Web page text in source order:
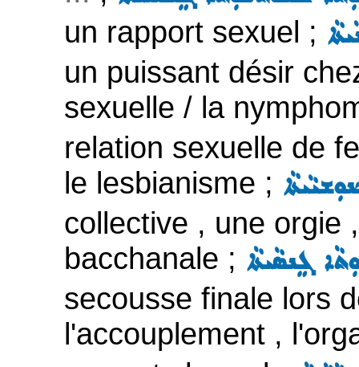
un rapport sexuel ;
un puissant désir
sexuelle / la
relation sexuelle de
le lesbianisme ;
collective , une orgie
bacchanale ; ܓܸܢܣܵܝܬܵܐ
secousse finale lors
l'accouplement ,